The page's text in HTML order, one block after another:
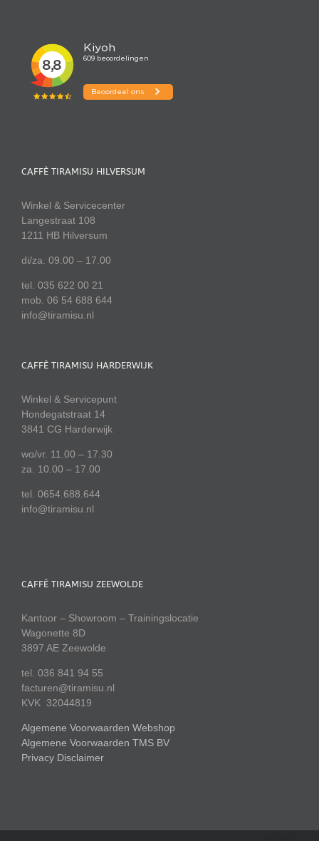
CAFFÈ TIRAMISU HILVERSUM
Winkel & Servicecenter
Langestraat 108
1211 HB Hilversum
di/za. 09.00 – 17.00
tel. 035 622 00 21
mob. 06 54 688 644
info@tiramisu.nl
CAFFÈ TIRAMISU HARDERWIJK
Winkel & Servicepunt
Hondegatstraat 14
3841 CG Harderwijk
wo/vr. 11.00 – 17.30
za. 10.00 – 17.00
tel. 0654.688.644
info@tiramisu.nl
CAFFÈ TIRAMISU ZEEWOLDE
Kantoor – Showroom – Trainingslocatie
Wagonette 8D
3897 AE Zeewolde
tel. 036 841 94 55
facturen@tiramisu.nl
KVK 32044819
Algemene Voorwaarden Webshop
Algemene Voorwaarden TMS BV
Privacy Disclaimer